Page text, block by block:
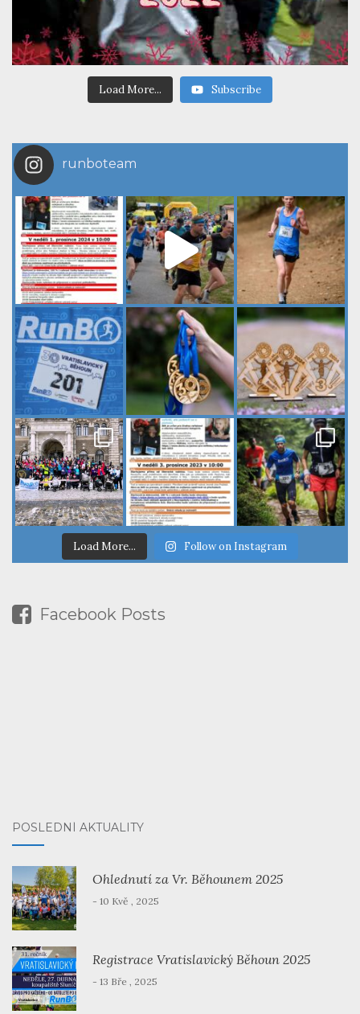
Load More... Subscribe
runboteam
Load More... Follow on Instagram
Facebook Posts
POSLEDNÍ AKTUALITY
Ohlednutí za Vr. Běhounem 2025
- 10 Kvě , 2025
Registrace Vratislavický Běhoun 2025
- 13 Bře , 2025